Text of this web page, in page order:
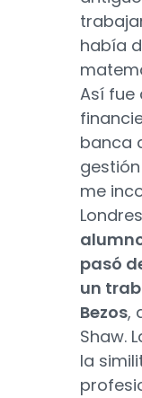
había
Así fue
banca
me
pasó
un
Bezos,
Shaw.
la